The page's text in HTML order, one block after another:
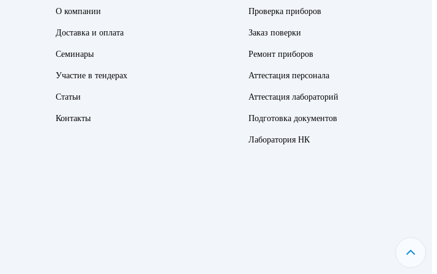
О компании
Доставка и оплата
Семинары
Участие в тендерах
Статьи
Контакты
Проверка приборов
Заказ поверки
Ремонт приборов
Аттестация персонала
Аттестация лабораторий
Подготовка документов
Лаборатория НК